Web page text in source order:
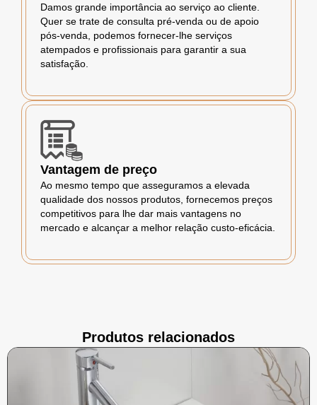
Damos grande importância ao serviço ao cliente.
Quer se trate de consulta pré-venda ou de apoio
pós-venda, podemos fornecer-lhe serviços
atempados e profissionais para garantir a sua
satisfação.
Vantagem de preço
Ao mesmo tempo que asseguramos a elevada
qualidade dos nossos produtos, fornecemos preços
competitivos para lhe dar mais vantagens no
mercado e alcançar a melhor relação custo-eficácia.
Produtos relacionados